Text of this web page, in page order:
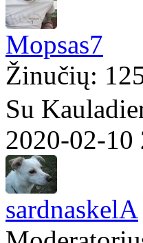
Mopsas7
Žinučių:
Su
2020-02-10
sardnaskelA